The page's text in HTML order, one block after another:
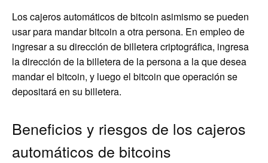
Los cajeros automáticos de bitcoin asimismo se pueden
usar para mandar bitcoin a otra persona. En empleo de
ingresar a su dirección de billetera criptográfica, ingresa
la dirección de la billetera de la persona a la que desea
mandar el bitcoin, y luego el bitcoin que operación se
depositará en su billetera.
Beneficios y riesgos de los cajeros
automáticos de bitcoins